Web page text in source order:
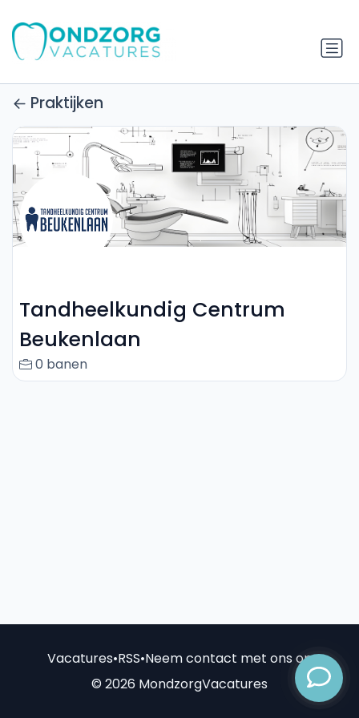
Praktijken
Tandheelkundig Centrum
Beukenlaan
0 banen
Vacatures•RSS•Neem contact met ons op
© 2026 MondzorgVacatures